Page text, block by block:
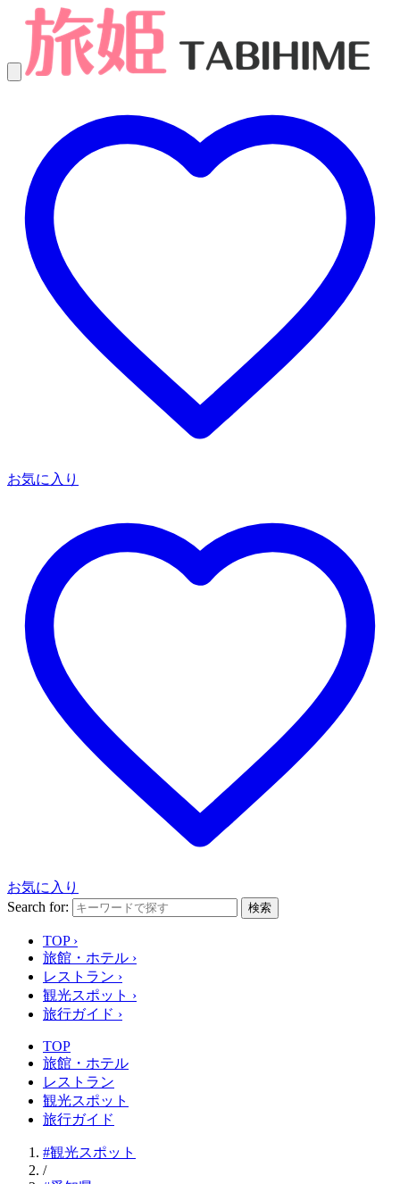
お気に入り
お気に入り
Search for:
検索
TOP ›
旅館・ホテル ›
レストラン ›
観光スポット ›
旅行ガイド ›
TOP
旅館・ホテル
レストラン
観光スポット
旅行ガイド
#観光スポット
/